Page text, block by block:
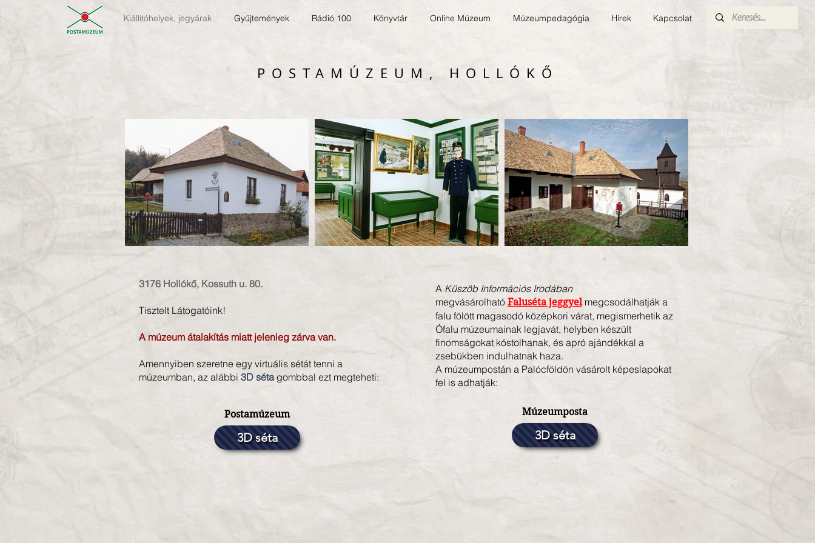
Kiállítóhelyek, jegyárak Gyűjtemények Rádió 100 Könyvtár Online Múzeum Múzeumpedagógia Hírek Kapcsolat
POSTAMÚZEUM, HOLLÓKŐ
3176 Hollókő, Kossuth u. 80.
Tisztelt Látogatóink!
A múzeum átalakítás miatt jelenleg zárva van.
Amennyiben szeretne egy virtuális sétát tenni a
múzeumban, az alábbi 3D sétagombbal ezt megteheti:
Postamúzeum
3D séta
A Küszöb Információs Irodában
megvásárolható Faluséta jeggyel megcsodálhatják a
falu fölött magasodó középkori várat, megismerhetik az
Ófalu múzeumainak legjavát, helyben készült
finomságokat kóstolhanak, és apró ajándékkal a
zsebükben indulhatnak haza.
A múzeumpostán a Palócföldön vásárolt képeslapokat
fel is adhatják:
Múzeumposta
3D séta